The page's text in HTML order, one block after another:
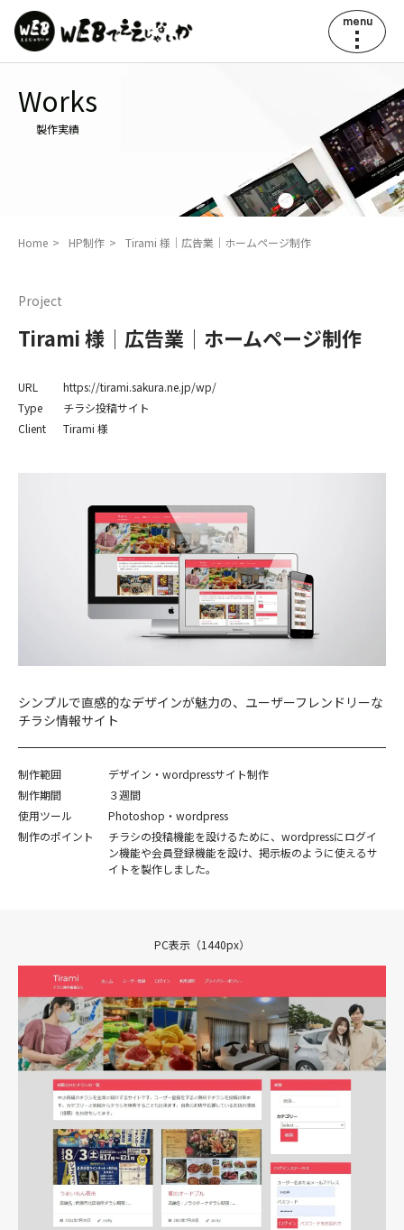
menu
Works
製作実績
Home HP制作 Tirami 様│広告業│ホームページ制作
Project
Tirami 様│広告業│ホームページ制作
URL
https://tirami.sakura.ne.jp/wp/
Type
チラシ投稿サイト
Client
Tirami 様
シンプルで直感的なデザインが魅力の、ユーザーフレンドリーな
チラシ情報サイト
制作範囲
デザイン・wordpressサイト制作
制作期間
３週間
使用ツール
Photoshop・wordpress
制作のポイント
チラシの投稿機能を設けるために、wordpressにログイ
ン機能や会員登録機能を設け、掲示板のように使えるサ
イトを製作しました。
PC表示（1440px）